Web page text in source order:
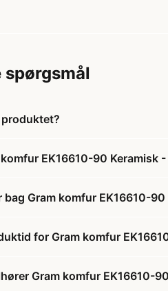
EK16610-90 Keramisk
Gram komfur EK16610-90
for Gram komfur
Gram komfur EK16610-